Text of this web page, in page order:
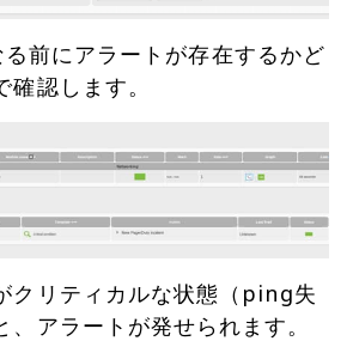
前にアラートが存在するかど
クリティカルな状態（ping失
、アラートが発せられます。